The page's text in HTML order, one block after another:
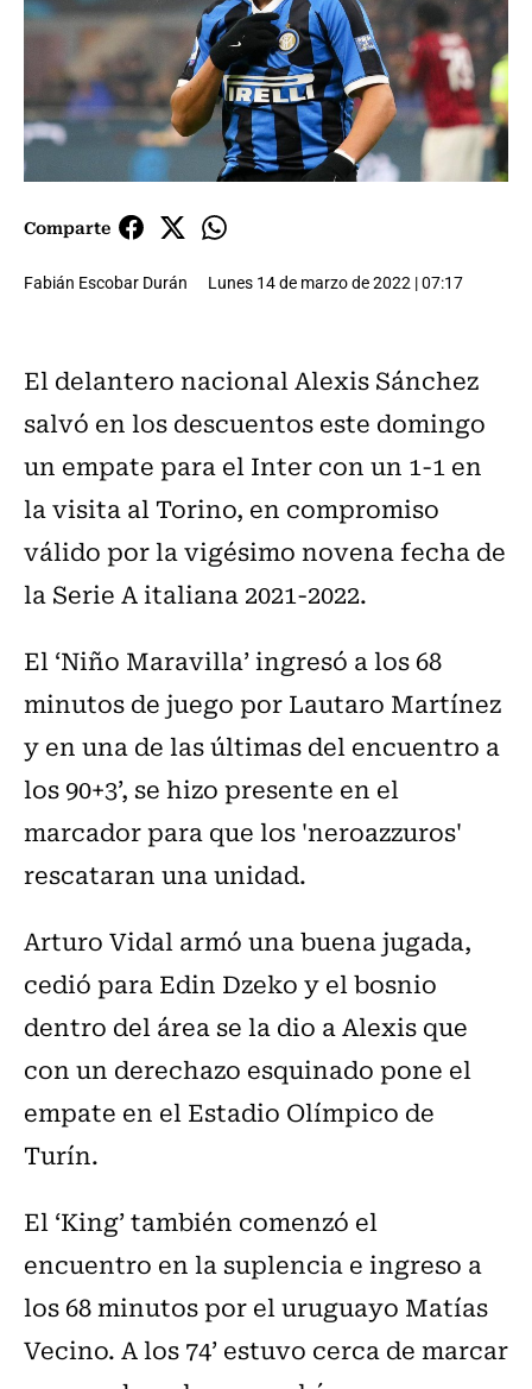
Comparte
Fabián Escobar Durán Lunes 14 de marzo de 2022 | 07:17
El delantero nacional Alexis Sánchez
salvó en los descuentos este domingo
un empate para el Inter con un 1-1 en
la visita al Torino, en compromiso
válido por la vigésimo novena fecha de
la Serie A italiana 2021-2022.
El ‘Niño Maravilla’ ingresó a los 68
minutos de juego por Lautaro Martínez
y en una de las últimas del encuentro a
los 90+3’, se hizo presente en el
marcador para que los 'neroazzuros'
rescataran una unidad.
Arturo Vidal armó una buena jugada,
cedió para Edin Dzeko y el bosnio
dentro del área se la dio a Alexis que
con un derechazo esquinado pone el
empate en el Estadio Olímpico de
Turín.
El ‘King’ también comenzó el
encuentro en la suplencia e ingreso a
los 68 minutos por el uruguayo Matías
Vecino. A los 74’ estuvo cerca de marcar